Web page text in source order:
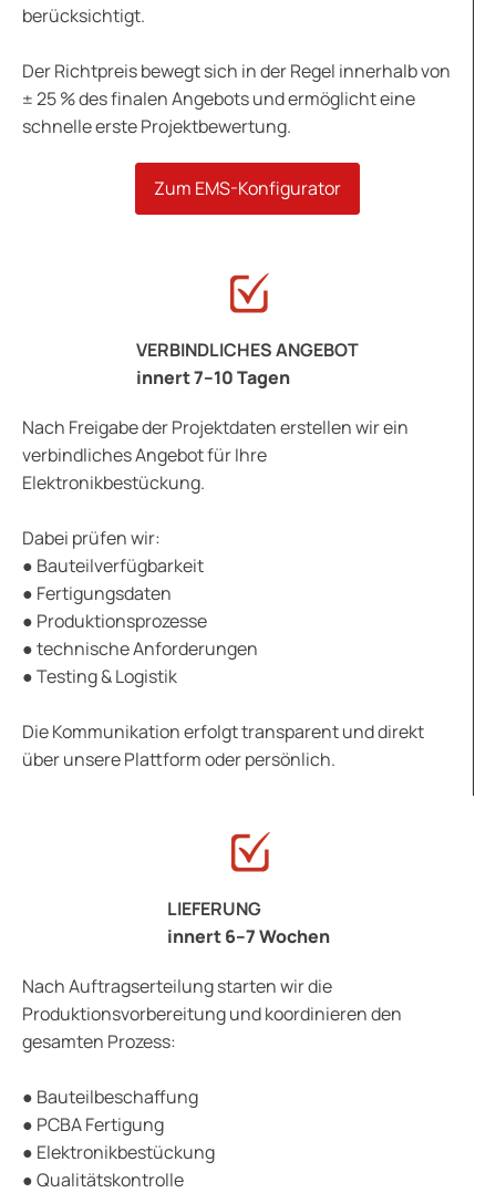
berücksichtigt.
Der Richtpreis bewegt sich in der Regel innerhalb von
± 25 % des finalen Angebots und ermöglicht eine
schnelle erste Projektbewertung.
Zum EMS-Konfigurator
VERBINDLICHES ANGEBOT
innert 7–10 Tagen
Nach Freigabe der Projektdaten erstellen wir ein
verbindliches Angebot für Ihre
Elektronikbestückung.
Dabei prüfen wir:
● Bauteilverfügbarkeit
● Fertigungsdaten
● Produktionsprozesse
● technische Anforderungen
● Testing & Logistik
Die Kommunikation erfolgt transparent und direkt
über unsere Plattform oder persönlich.
LIEFERUNG
innert 6–7 Wochen
Nach Auftragserteilung starten wir die
Produktionsvorbereitung und koordinieren den
gesamten Prozess:
● Bauteilbeschaffung
● PCBA Fertigung
● Elektronikbestückung
● Qualitätskontrolle